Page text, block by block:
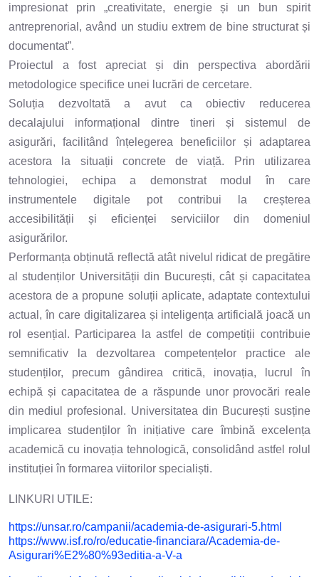
impresionat prin „creativitate, energie și un bun spirit
antreprenorial, având un studiu extrem de bine structurat și
documentat”.
Proiectul a fost apreciat și din perspectiva abordării
metodologice specifice unei lucrări de cercetare.
Soluția dezvoltată a avut ca obiectiv reducerea
decalajului informațional dintre tineri și sistemul de
asigurări, facilitând înțelegerea beneficiilor și adaptarea
acestora la situații concrete de viață. Prin utilizarea
tehnologiei, echipa a demonstrat modul în care
instrumentele digitale pot contribui la creșterea
accesibilității și eficienței serviciilor din domeniul
asigurărilor.
Performanța obținută reflectă atât nivelul ridicat de pregătire
al studenților Universității din București, cât și capacitatea
acestora de a propune soluții aplicate, adaptate contextului
actual, în care digitalizarea și inteligența artificială joacă un
rol esențial. Participarea la astfel de competiții contribuie
semnificativ la dezvoltarea competențelor practice ale
studenților, precum gândirea critică, inovația, lucrul în
echipă și capacitatea de a răspunde unor provocări reale
din mediul profesional. Universitatea din București susține
implicarea studenților în inițiative care îmbină excelența
academică cu inovația tehnologică, consolidând astfel rolul
instituției în formarea viitorilor specialiști.
LINKURI UTILE:
https://unsar.ro/campanii/academia-de-asigurari-5.html
https://www.isf.ro/ro/educatie-financiara/Academia-de-
Asigurari%E2%80%93editia-a-V-a